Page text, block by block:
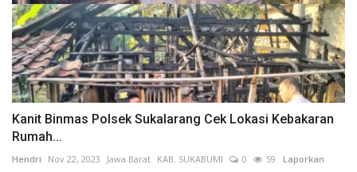
Kanit Binmas Polsek Sukalarang Cek Lokasi Kebakaran
Rumah...
Hendri Nov 22, 2023 Jawa Barat KAB. SUKABUMI 0 59 Laporkan